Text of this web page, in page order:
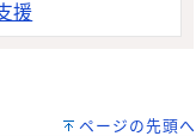
援
ページの先頭へ